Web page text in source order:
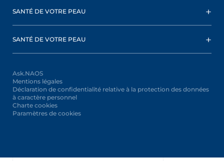
SANTÉ DE VOTRE PEAU
SANTÉ DE VOTRE PEAU
Ask.NAOS
Mentions légales
Déclaration de confidentialité relative à la protection des données
à caractère personnel
Charte cookies
Paramètres de cookies